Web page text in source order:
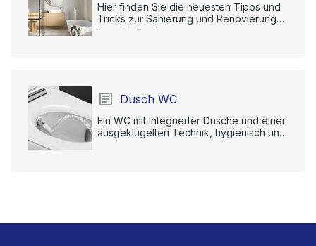
Hier finden Sie die neuesten Tipps und
Tricks zur Sanierung und Renovierung
Ihres Badezimmers.
Dusch WC
Ein WC mit integrierter Dusche und einer
ausgeklügelten Technik, hygienisch und
modern.